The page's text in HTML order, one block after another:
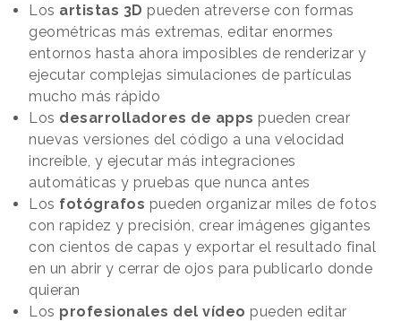
Los artistas 3D pueden atreverse con formas
geométricas más extremas, editar enormes
entornos hasta ahora imposibles de renderizar y
ejecutar complejas simulaciones de partículas
mucho más rápido
Los desarrolladores de apps pueden crear
nuevas versiones del código a una velocidad
increíble, y ejecutar más integraciones
automáticas y pruebas que nunca antes
Los fotógrafos pueden organizar miles de fotos
con rapidez y precisión, crear imágenes gigantes
con cientos de capas y exportar el resultado final
en un abrir y cerrar de ojos para publicarlo donde
quieran
Los profesionales del vídeo pueden editar